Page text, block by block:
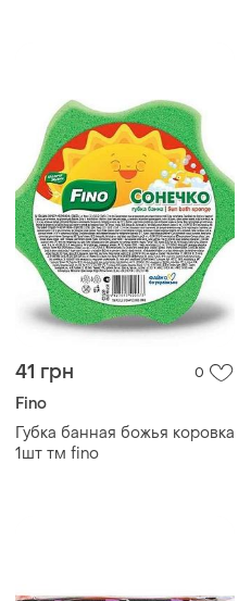
41 грн 0
Fino
Губка банная божья коровка
1шт тм fino